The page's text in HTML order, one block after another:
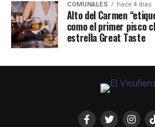
COMUNALES hace 4 días
Alto del Carmen
como el primer pisco
estrella Great Taste